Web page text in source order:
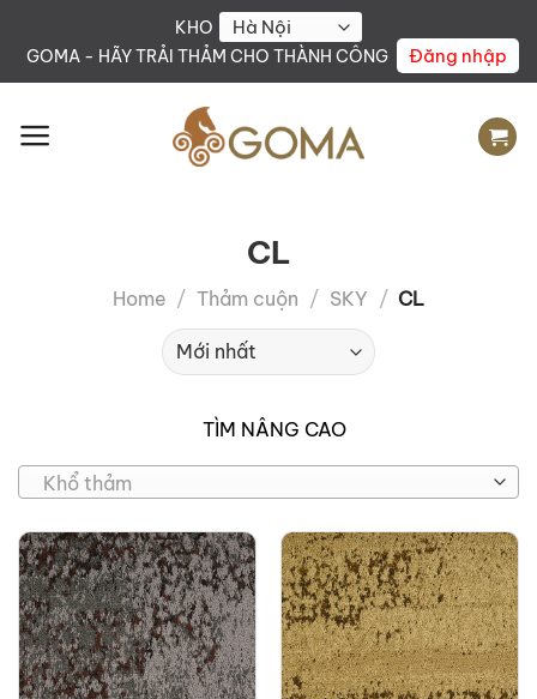
KHO
GOMA - HÃY TRẢI THẢM CHO THÀNH CÔNG
Đăng nhập
CL
Home / Thảm cuộn / SKY / CL
TÌM NÂNG CAO
Khổ thảm